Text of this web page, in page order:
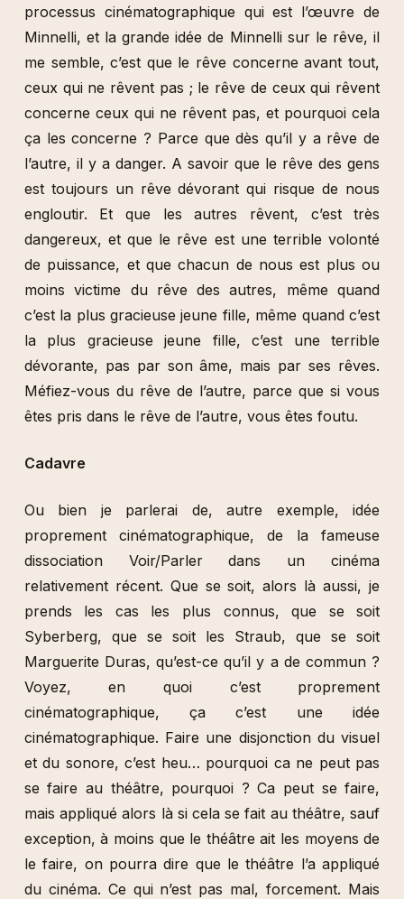
processus cinématographique qui est l’œuvre de
Minnelli, et la grande idée de Minnelli sur le rêve, il
me semble, c’est que le rêve concerne avant tout,
ceux qui ne rêvent pas ; le rêve de ceux qui rêvent
concerne ceux qui ne rêvent pas, et pourquoi cela
ça les concerne ? Parce que dès qu’il y a rêve de
l’autre, il y a danger. A savoir que le rêve des gens
est toujours un rêve dévorant qui risque de nous
engloutir. Et que les autres rêvent, c’est très
dangereux, et que le rêve est une terrible volonté
de puissance, et que chacun de nous est plus ou
moins victime du rêve des autres, même quand
c’est la plus gracieuse jeune fille, même quand c’est
la plus gracieuse jeune fille, c’est une terrible
dévorante, pas par son âme, mais par ses rêves.
Méfiez-vous du rêve de l’autre, parce que si vous
êtes pris dans le rêve de l’autre, vous êtes foutu.
Cadavre
Ou bien je parlerai de, autre exemple, idée
proprement cinématographique, de la fameuse
dissociation Voir/Parler dans un cinéma
relativement récent. Que se soit, alors là aussi, je
prends les cas les plus connus, que se soit
Syberberg, que se soit les Straub, que se soit
Marguerite Duras, qu’est-ce qu’il y a de commun ?
Voyez, en quoi c’est proprement
cinématographique, ça c’est une idée
cinématographique. Faire une disjonction du visuel
et du sonore, c’est heu… pourquoi ca ne peut pas
se faire au théâtre, pourquoi ? Ca peut se faire,
mais appliqué alors là si cela se fait au théâtre, sauf
exception, à moins que le théâtre ait les moyens de
le faire, on pourra dire que le théâtre l’a appliqué
du cinéma. Ce qui n’est pas mal, forcement. Mais